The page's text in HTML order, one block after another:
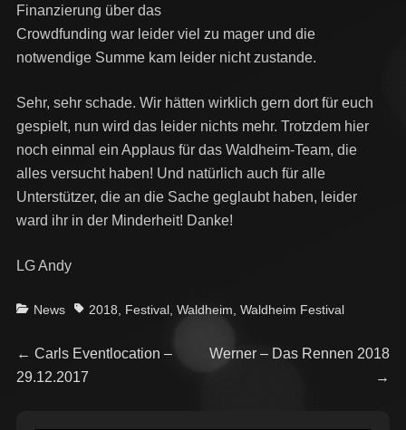
Finanzierung über das
Crowdfunding war leider viel zu mager und die
notwendige Summe kam leider nicht zustande.
Sehr, sehr schade. Wir hätten wirklich gern dort für euch
gespielt, nun wird das leider nichts mehr. Trotzdem hier
noch einmal ein Applaus für das Waldheim-Team, die
alles versucht haben! Und natürlich auch für alle
Unterstützer, die an die Sache geglaubt haben, leider
ward ihr in der Minderheit! Danke!
LG Andy
Categories
News Tags2018, Festival, Waldheim, Waldheim Festival
Beitragsnavigation
← Previous
post:
Carls Eventlocation –
29.12.2017
Next
Werner – Das Rennen 2018
→